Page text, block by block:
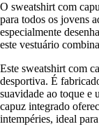
O sweatshirt com
para todos os jovens
especialmente
este vestuário
Este sweatshirt com
desportiva. É
suavidade ao toque e
capuz integrado
intempéries, ideal